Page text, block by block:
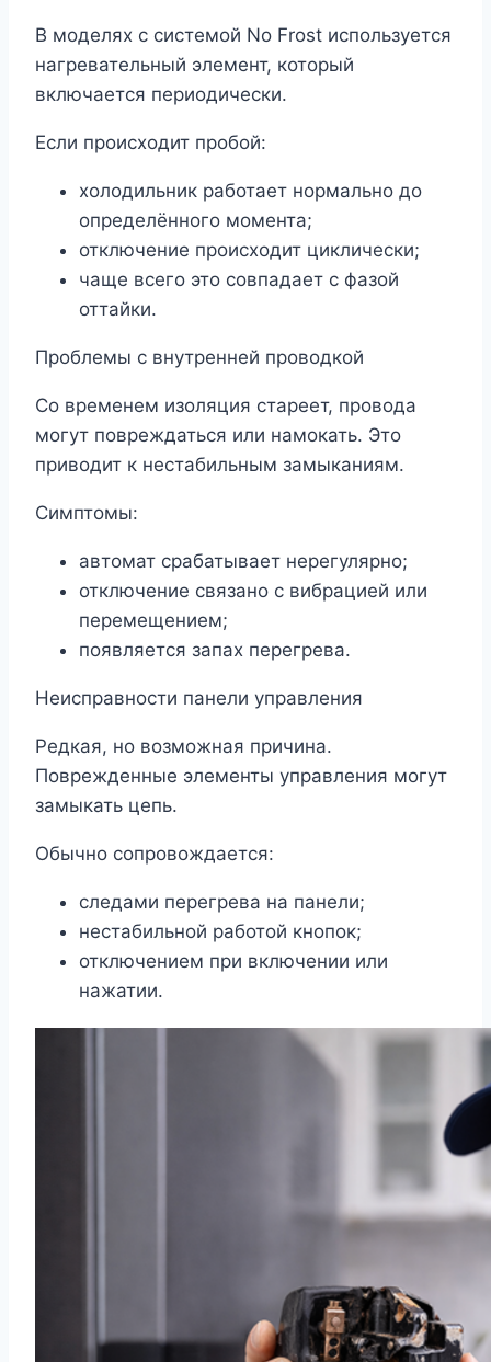
В моделях с системой No Frost используется
нагревательный элемент, который
включается периодически.
Если происходит пробой:
холодильник работает нормально до
определённого момента;
отключение происходит циклически;
чаще всего это совпадает с фазой
оттайки.
Проблемы с внутренней проводкой
Со временем изоляция стареет, провода
могут повреждаться или намокать. Это
приводит к нестабильным замыканиям.
Симптомы:
автомат срабатывает нерегулярно;
отключение связано с вибрацией или
перемещением;
появляется запах перегрева.
Неисправности панели управления
Редкая, но возможная причина.
Поврежденные элементы управления могут
замыкать цепь.
Обычно сопровождается:
следами перегрева на панели;
нестабильной работой кнопок;
отключением при включении или
нажатии.